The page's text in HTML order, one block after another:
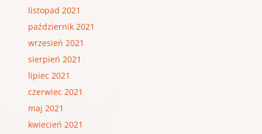
listopad 2021
październik 2021
wrzesień 2021
sierpień 2021
lipiec 2021
czerwiec 2021
maj 2021
kwiecień 2021